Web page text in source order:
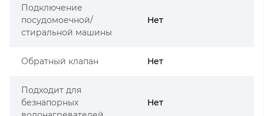
Подключение
посудомоечной/
стиральной машины
Нет
Обратный клапан Нет
Подходит для
безнапорных
Нет